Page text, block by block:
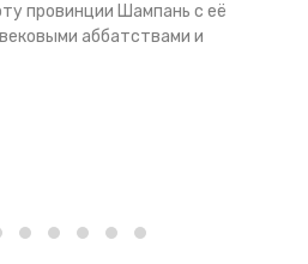
провинции Шампань с её
аббатствами и